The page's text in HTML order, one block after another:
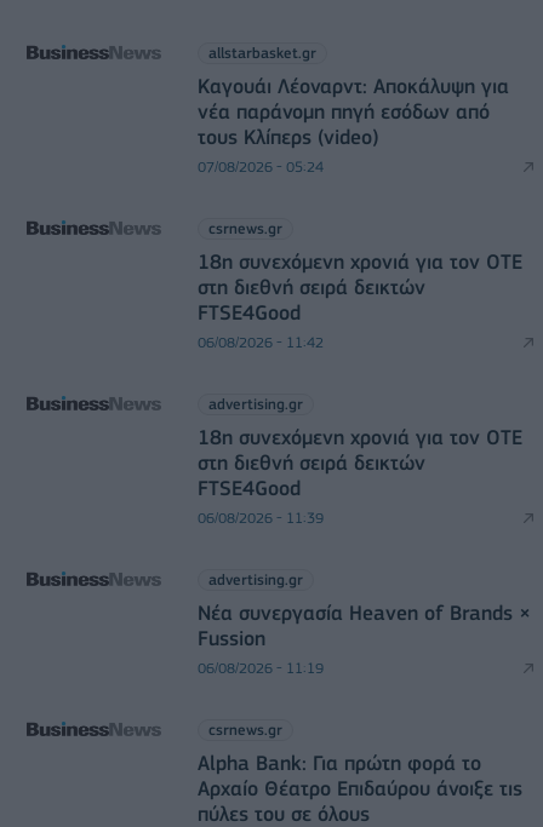
allstarbasket.gr
Καγουάι Λέοναρντ: Αποκάλυψη για
νέα παράνομη πηγή εσόδων από
τους Κλίπερς (video)
07/08/2026 - 05:24
csrnews.gr
18η συνεχόμενη χρονιά για τον ΟΤΕ
στη διεθνή σειρά δεικτών
FTSE4Good
06/08/2026 - 11:42
advertising.gr
18η συνεχόμενη χρονιά για τον ΟΤΕ
στη διεθνή σειρά δεικτών
FTSE4Good
06/08/2026 - 11:39
advertising.gr
Νέα συνεργασία Heaven of Brands ×
Fussion
06/08/2026 - 11:19
csrnews.gr
Alpha Bank: Για πρώτη φορά το
Αρχαίο Θέατρο Επιδαύρου άνοιξε τις
πύλες του σε όλους